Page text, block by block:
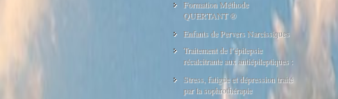
Formation Méthode
QUERTANT ®
Enfants de Pervers Narcissiques
Traitement de l’épilepsie
récalcitrante aux antiépileptiques :
Stress, fatigue et dépression traité
par la sophrothérapie